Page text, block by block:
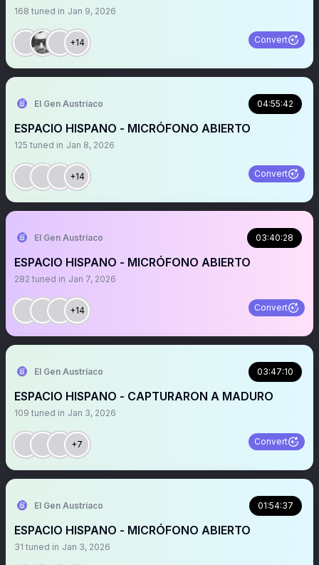
168 tuned in Jan 9, 2026
+14 Convert
El Gen Austríaco 04:55:42
ESPACIO HISPANO - MICRÓFONO ABIERTO
125 tuned in Jan 8, 2026
+14 Convert
El Gen Austríaco 03:40:28
ESPACIO HISPANO - MICRÓFONO ABIERTO
282 tuned in Jan 7, 2026
+14 Convert
El Gen Austríaco 03:47:10
ESPACIO HISPANO - CAPTURARON A MADURO
109 tuned in Jan 3, 2026
+7 Convert
El Gen Austríaco 01:54:37
ESPACIO HISPANO - MICRÓFONO ABIERTO
31 tuned in Jan 3, 2026